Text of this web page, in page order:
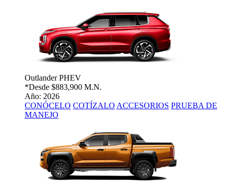
Outlander PHEV
*Desde $883,900 M.N.
Año: 2026
CONÓCELO COTÍZALO ACCESORIOS PRUEBA DE
MANEJO